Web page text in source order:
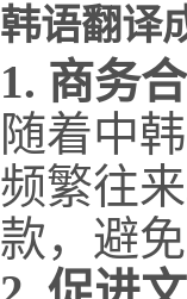
韩语翻译
1. 商务
随着中
频繁往
款，避